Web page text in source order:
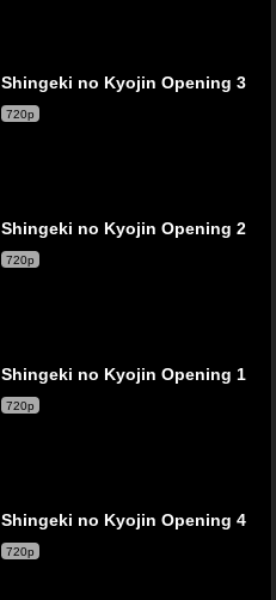
Shingeki no Kyojin Opening 3
720p
Shingeki no Kyojin Opening 2
720p
Shingeki no Kyojin Opening 1
720p
Shingeki no Kyojin Opening 4
720p